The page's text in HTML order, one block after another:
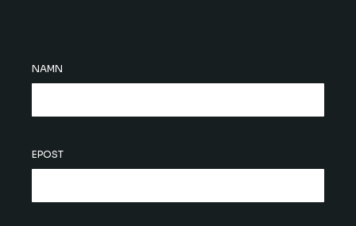
NAMN
EPOST